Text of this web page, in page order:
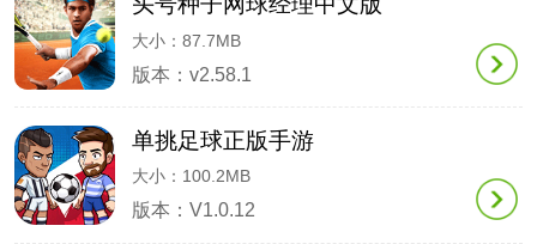
大小：87.7MB
版本：v2.58.1
单挑足球正版手游
大小：100.2MB
版本：V1.0.12